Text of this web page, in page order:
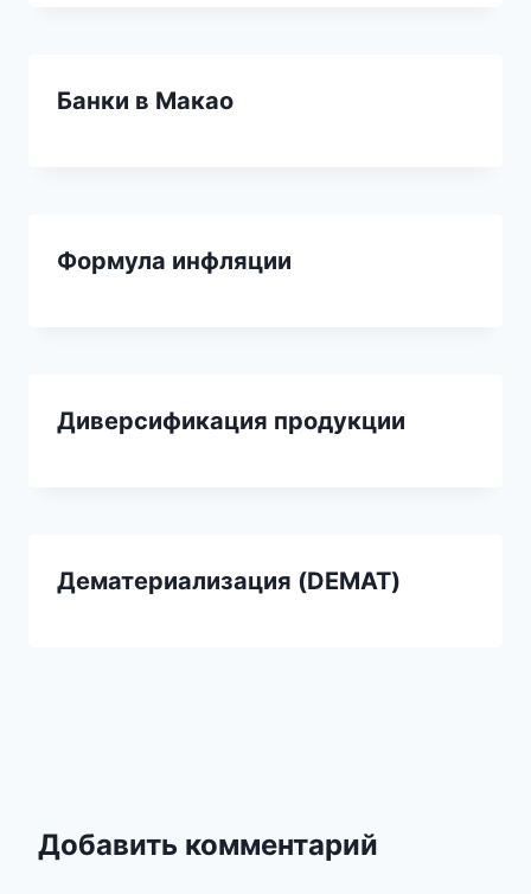
Банки в Макао
Формула инфляции
Диверсификация продукции
Дематериализация (DEMAT)
Добавить комментарий